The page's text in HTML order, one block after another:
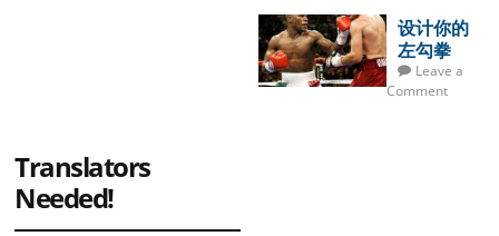
设计你的
左勾拳
Leave a
Comment
Translators
Needed!